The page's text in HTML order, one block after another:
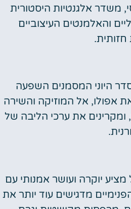
משדר אלגנטיות היסטורית
והאלמנטים העיצוביים
חזותית.
היוני המסמנים השפעה
אפולו, אל המוזיקה והשירה
ומקרינים את ערכי הליבה של
מציע יוקרה ועושר אמנותי עם
מדגישים עוד יותר את